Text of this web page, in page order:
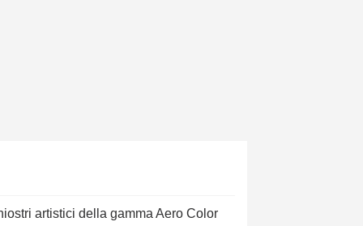
artistici della gamma Aero Color